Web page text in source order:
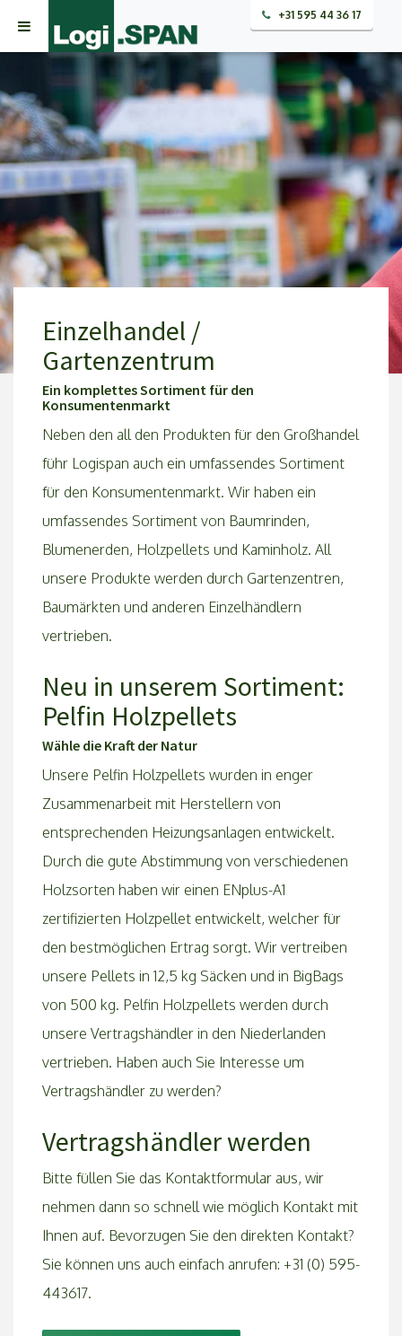
+31 595 44 36 17
Einzelhandel /
Gartenzentrum
Ein komplettes Sortiment für den
Konsumentenmarkt
Neben den all den Produkten für den Großhandel
führ Logispan auch ein umfassendes Sortiment
für den Konsumentenmarkt. Wir haben ein
umfassendes Sortiment von Baumrinden,
Blumenerden, Holzpellets und Kaminholz. All
unsere Produkte werden durch Gartenzentren,
Baumärkten und anderen Einzelhändlern
vertrieben.
Neu in unserem Sortiment:
Pelfin Holzpellets
Wähle die Kraft der Natur
Unsere Pelfin Holzpellets wurden in enger
Zusammenarbeit mit Herstellern von
entsprechenden Heizungsanlagen entwickelt.
Durch die gute Abstimmung von verschiedenen
Holzsorten haben wir einen ENplus-A1
zertifizierten Holzpellet entwickelt, welcher für
den bestmöglichen Ertrag sorgt. Wir vertreiben
unsere Pellets in 12,5 kg Säcken und in BigBags
von 500 kg. Pelfin Holzpellets werden durch
unsere Vertragshändler in den Niederlanden
vertrieben. Haben auch Sie Interesse um
Vertragshändler zu werden?
Vertragshändler werden
Bitte füllen Sie das Kontaktformular aus, wir
nehmen dann so schnell wie möglich Kontakt mit
Ihnen auf. Bevorzugen Sie den direkten Kontakt?
Sie können uns auch einfach anrufen: +31 (0) 595-
443617.